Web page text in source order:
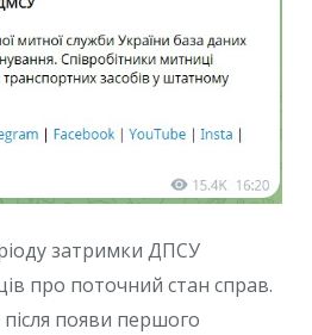
затримки ДПСУ
про поточний стан справ.
появи першого